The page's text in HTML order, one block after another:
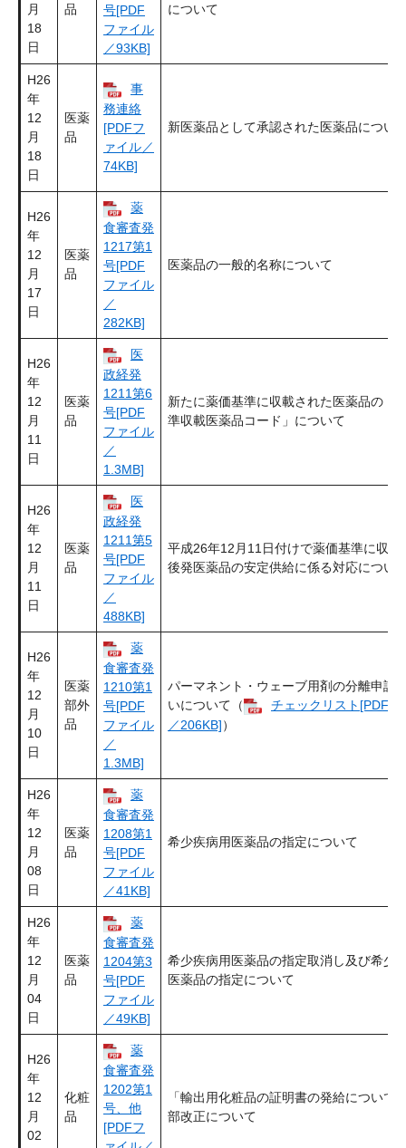
月
18
日
品
号[PDF
ファイル
／93KB]
について
H26
年
12
月
18
日
医薬
品
事
務連絡
[PDFフ
ァイル／
74KB]
新医薬品として承認された医薬品につい
H26
年
12
月
17
日
医薬
品
薬
食審査発
1217第1
号[PDF
ファイル
／
282KB]
医薬品の一般的名称について
H26
年
12
月
11
日
医薬
品
医
政経発
1211第6
号[PDF
ファイル
／
1.3MB]
新たに薬価基準に収載された医薬品の「
準収載医薬品コード」について
H26
年
12
月
11
日
医薬
品
医
政経発
1211第5
号[PDF
ファイル
／
488KB]
平成26年12月11日付けで薬価基準に収載
後発医薬品の安定供給に係る対応につい
H26
年
12
月
10
日
医薬
部外
品
薬
食審査発
1210第1
号[PDF
ファイル
／
1.3MB]
パーマネント・ウェーブ用剤の分離申請
いについて（
チェックリスト[PDFフ
／206KB]）
H26
年
12
月
08
日
医薬
品
薬
食審査発
1208第1
号[PDF
ファイル
／41KB]
希少疾病用医薬品の指定について
H26
年
12
月
04
日
医薬
品
薬
食審査発
1204第3
号[PDF
ファイル
／49KB]
希少疾病用医薬品の指定取消し及び希少
医薬品の指定について
H26
年
12
月
02
化粧
品
薬
食審査発
1202第1
号、他
[PDFフ
「輸出用化粧品の証明書の発給について
部改正について